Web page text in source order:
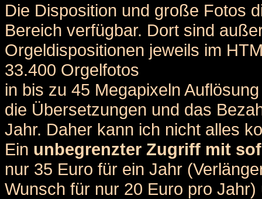
Die Disposition und große Fotos
Bereich verfügbar. Dort sind
Orgeldispositionen jeweils im
33.400 Orgelfotos
in bis zu 45 Megapixeln
die Übersetzungen und das
Jahr. Daher kann ich nicht alles
Ein unbegrenzter Zugriff mit
nur 35 Euro für ein Jahr
Wunsch für nur 20 Euro pro